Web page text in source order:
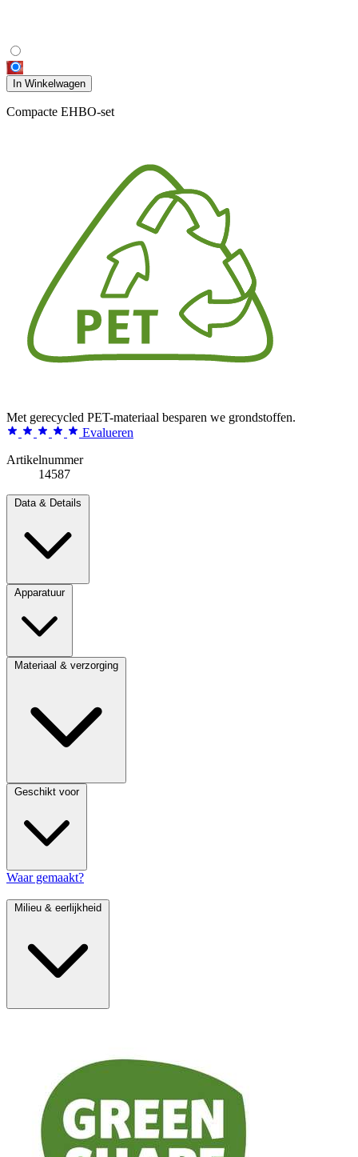
In Winkelwagen
Compacte EHBO-set
Met gerecycled PET-materiaal besparen we grondstoffen.
Evalueren
Artikelnummer
14587
Data & Details
Apparatuur
Materiaal & verzorging
Geschikt voor
Waar gemaakt?
Milieu & eerlijkheid